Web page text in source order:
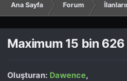
Ana Sayfa Forum
Maximum 15 bin
Oluşturan: Dawence,